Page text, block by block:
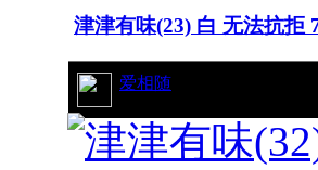
津津有味(23) 白 无法抗拒
爱相随